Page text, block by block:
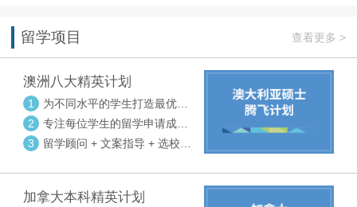
留学项目 查看更多 >
澳洲八大精英计划
1
为不同水平的学生打造最优选
校方案
2
专注每位学生的留学申请成功
率
3
留学顾问 + 文案指导 + 选校申
加拿大本科精英计划